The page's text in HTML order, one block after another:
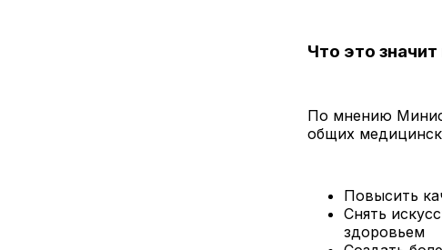
Что это
По мнению
общих
Повысить
Снять
здоровьем